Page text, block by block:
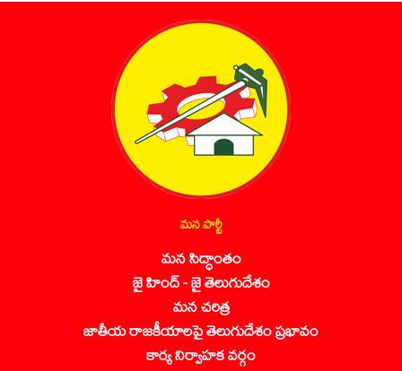
మన పార్టీ
మన సిద్ధాంతం
జై హింద్ - జై తెలుగుదేశం
మన చరిత్ర
జాతీయ రాజకీయాలపై తెలుగుదేశం ప్రభావం
కార్య నిర్వాహక వర్గం